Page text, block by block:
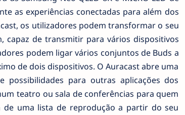
as experiências conectadas para além dos
os utilizadores podem transformar o seu
capaz de transmitir para vários dispositivos
podem ligar vários conjuntos de Buds a
de dois dispositivos. O Auracast abre uma
possibilidades para outras aplicações dos
teatro ou sala de conferências para quem
uma lista de reprodução a partir do seu